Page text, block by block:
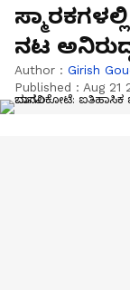
ನಟ
Author : Girish
Published : Aug 21